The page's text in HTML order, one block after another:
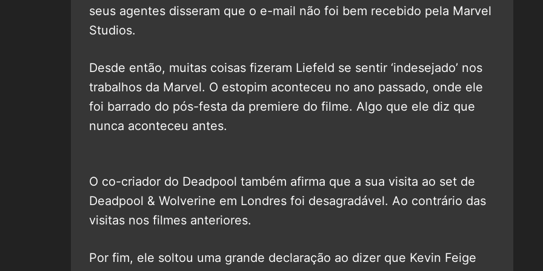
seus agentes disseram que o e-mail não foi bem recebido pela Marvel
Studios.
Desde então, muitas coisas fizeram Liefeld se sentir ‘indesejado’ nos
trabalhos da Marvel. O estopim aconteceu no ano passado, onde ele
foi barrado do pós-festa da premiere do filme. Algo que ele diz que
nunca aconteceu antes.
O co-criador do Deadpool também afirma que a sua visita ao set de
Deadpool & Wolverine em Londres foi desagradável. Ao contrário das
visitas nos filmes anteriores.
Por fim, ele soltou uma grande declaração ao dizer que Kevin Feige